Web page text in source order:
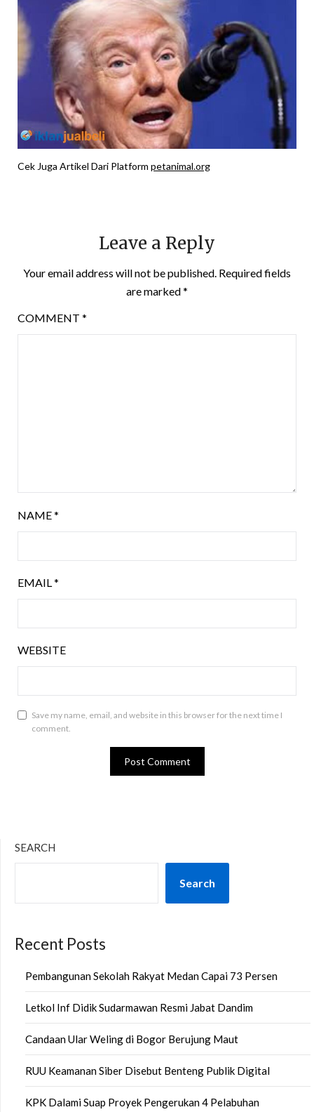
Cek Juga Artikel Dari Platform petanimal.org
Leave a Reply
Your email address will not be published. Required fields
are marked*
COMMENT *
NAME*
EMAIL*
WEBSITE
Save my name, email, and website in this browser for the next time I
comment.
SEARCH
Search
Recent Posts
Pembangunan Sekolah Rakyat Medan Capai 73 Persen
Letkol Inf Didik Sudarmawan Resmi Jabat Dandim
Candaan Ular Weling di Bogor Berujung Maut
RUU Keamanan Siber Disebut Benteng Publik Digital
KPK Dalami Suap Proyek Pengerukan 4 Pelabuhan